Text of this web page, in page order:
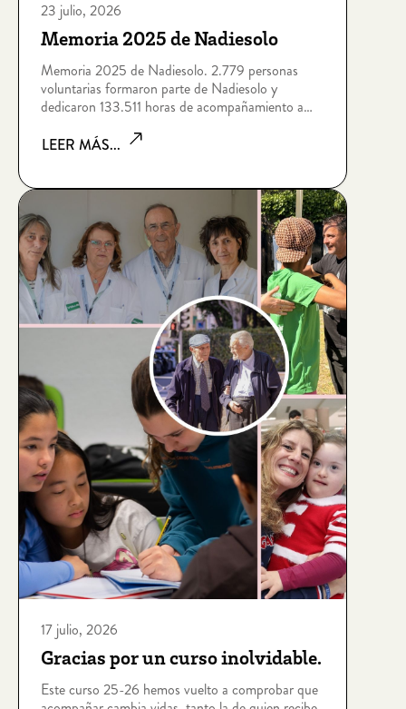
23 julio, 2026
Memoria 2025 de Nadiesolo
Memoria 2025 de Nadiesolo. 2.779 personas
voluntarias formaron parte de Nadiesolo y
dedicaron 133.511 horas de acompañamiento a
deseada por edad, enfermedad, dependencia,
LEER MÁS...
17 julio, 2026
Gracias por un curso inolvidable.
Este curso 25-26 hemos vuelto a comprobar que